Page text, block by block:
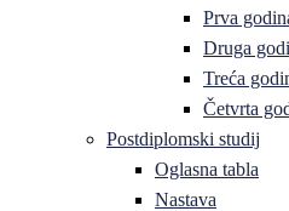
Prva
Druga
Treća
Četvrta
Postdiplomski studij
Oglasna tabla
Nastava